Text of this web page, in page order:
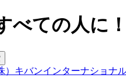
べての人に
）キバンインターナショナ